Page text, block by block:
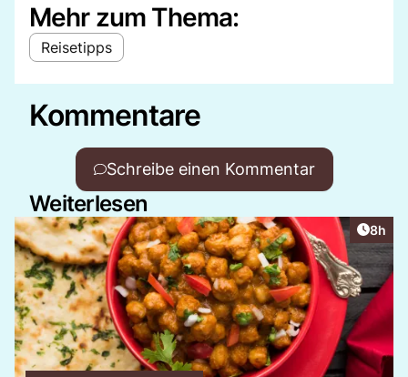
Mehr zum Thema:
Reisetipps
Kommentare
Schreibe einen Kommentar
Weiterlesen
8h